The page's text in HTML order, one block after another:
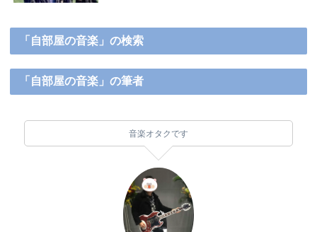
「自部屋の音楽」の検索
「自部屋の音楽」の筆者
音楽オタクです